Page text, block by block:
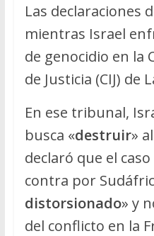
Las declaraciones
mientras Israel
de genocidio en la
de Justicia (CIJ) de
En ese tribunal,
busca «destruir»
declaró que el
contra por
distorsionado» y
del conflicto en la